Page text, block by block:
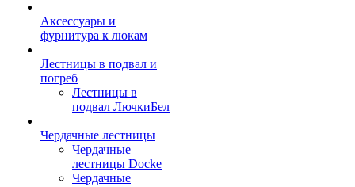
Аксессуары и
фурнитура к люкам
Лестницы в подвал и
погреб
Лестницы в
подвал ЛючкиБел
Чердачные лестницы
Чердачные
лестницы Docke
Чердачные